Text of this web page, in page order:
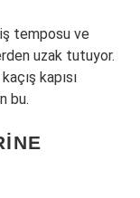
temposu ve
uzak tutuyor.
kapısı
bu.